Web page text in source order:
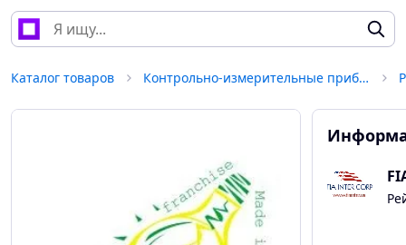
Каталог товаров Контрольно-измерительные приборы